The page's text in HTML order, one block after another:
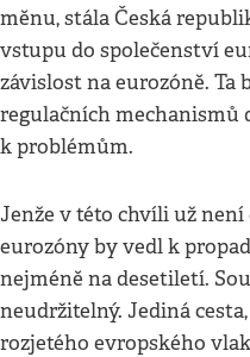
měnu, stála Česká
vstupu do společenství
závislost na eurozóně.
regulačních mechanismů
k problémům.
Jenže v této chvíli už
eurozóny by vedl k
nejméně na desetiletí.
neudržitelný. Jediná
rozjetého evropského